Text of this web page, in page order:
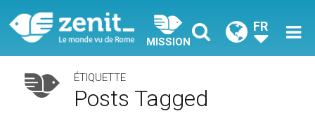
MISSION
FR
ÉTIQUETTE
Posts Tagged